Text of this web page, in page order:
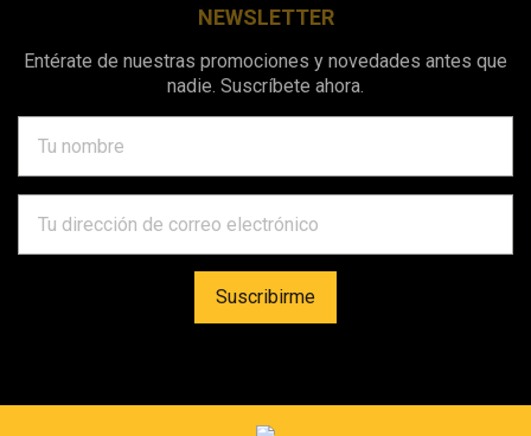
NEWSLETTER
Entérate de nuestras promociones y novedades antes que
nadie. Suscríbete ahora.